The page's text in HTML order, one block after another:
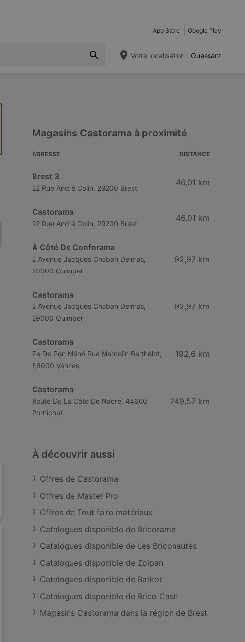
App Store Google Play
Votre localisation : Ouessant
Magasins Castorama à proximité
ADRESSE DISTANCE
Brest 3
22 Rue André Colin, 29200 Brest
46,01 km
Castorama
22 Rue André Colin, 29200 Brest
46,01 km
À Côté De Conforama
2 Avenue Jacques Chaban Delmas,
29000 Quimper
92,97 km
Castorama
2 Avenue Jacques Chaban Delmas,
29000 Quimper
92,97 km
Castorama
Za De Pen Méné Rue Marcelin Berthelot,
56000 Vannes
192,6 km
Castorama
Route De La Côte De Nacre, 44600
Pornichet
249,57 km
À découvrir aussi
Offres de Castorama
Offres de Master Pro
Offres de Tout faire matériaux
Catalogues disponible de Bricorama
Catalogues disponible de Les Briconautes
Catalogues disponible de Zolpan
Catalogues disponible de Batkor
Catalogues disponible de Brico Cash
Magasins Castorama dans la région de Brest